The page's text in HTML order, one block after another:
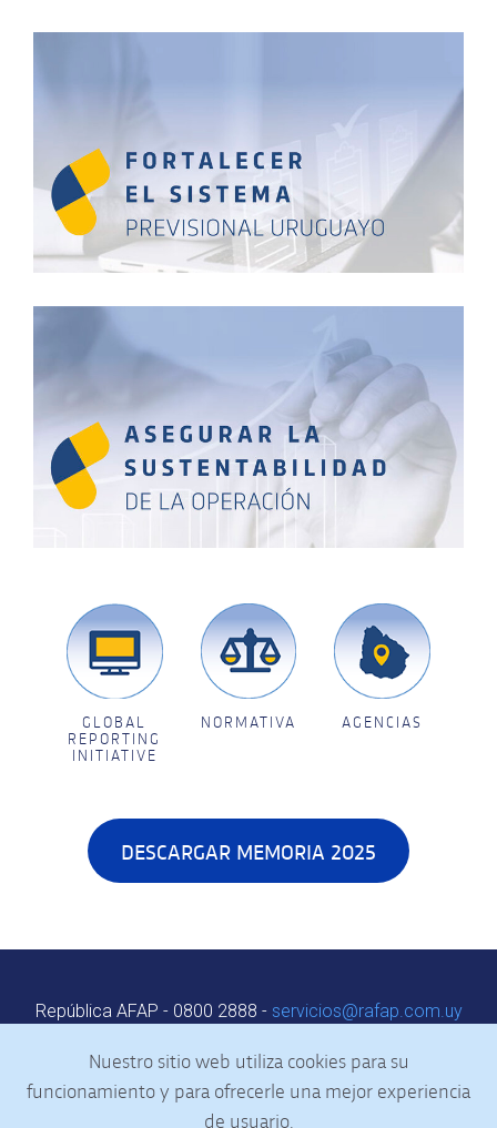
GLOBAL
REPORTING
INITIATIVE
NORMATIVA AGENCIAS
DESCARGAR MEMORIA 2025
República AFAP - 0800 2888 - servicios@rafap.com.uy
Horario: de 9:00 a 18:00 h
Agenda web|Contacto
Nuestro sitio web utiliza cookies para su
funcionamiento y para ofrecerle una mejor experiencia
de usuario.